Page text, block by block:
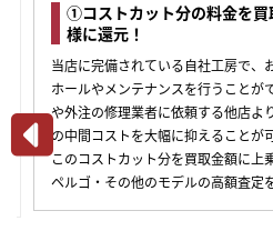
①コストカット分の料金を
様に還元！
当店に完備されている自社工房で、
ホールやメンテナンスを行うことが
や外注の修理業者に依頼する他店よ
の中間コストを大幅に抑えることが
このコストカット分を買取金額に上
ペルゴ・その他のモデルの高額査定